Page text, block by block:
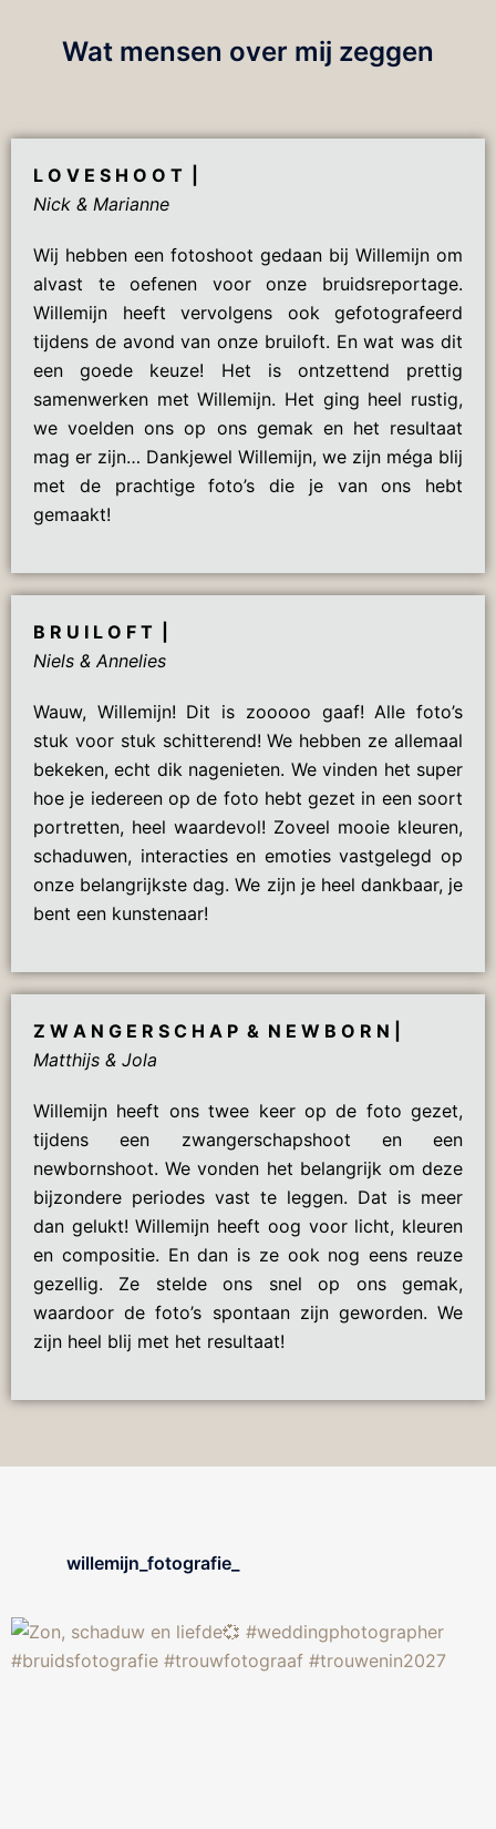
Wat mensen over mij zeggen
L O V E S H O O T |
Nick & Marianne
Wij hebben een fotoshoot gedaan bij Willemijn om
alvast te oefenen voor onze bruidsreportage.
Willemijn heeft vervolgens ook gefotografeerd
tijdens de avond van onze bruiloft. En wat was dit
een goede keuze! Het is ontzettend prettig
samenwerken met Willemijn. Het ging heel rustig,
we voelden ons op ons gemak en het resultaat
mag er zijn… Dankjewel Willemijn, we zijn méga blij
met de prachtige foto’s die je van ons hebt
gemaakt!
B R U I L O F T |
Niels & Annelies
Wauw, Willemijn! Dit is zooooo gaaf! Alle foto’s
stuk voor stuk schitterend! We hebben ze allemaal
bekeken, echt dik nagenieten. We vinden het super
hoe je iedereen op de foto hebt gezet in een soort
portretten, heel waardevol! Zoveel mooie kleuren,
schaduwen, interacties en emoties vastgelegd op
onze belangrijkste dag. We zijn je heel dankbaar, je
bent een kunstenaar!
Z W A N G E R S C H A P & N E W B O R N |
Matthijs & Jola
Willemijn heeft ons twee keer op de foto gezet,
tijdens een zwangerschapshoot en een
newbornshoot. We vonden het belangrijk om deze
bijzondere periodes vast te leggen. Dat is meer
dan gelukt! Willemijn heeft oog voor licht, kleuren
en compositie. En dan is ze ook nog eens reuze
gezellig. Ze stelde ons snel op ons gemak,
waardoor de foto’s spontaan zijn geworden. We
zijn heel blij met het resultaat!
willemijn_fotografie_